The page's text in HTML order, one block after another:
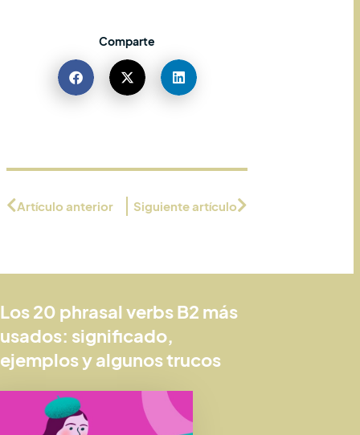
Comparte
Artículo anterior Siguiente artículo
Los 20 phrasal verbs B2 más
usados: significado,
ejemplos y algunos trucos